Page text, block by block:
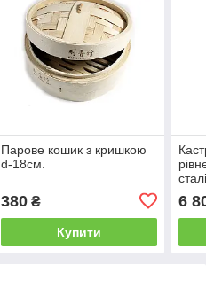
Парове кошик з кришкою
d-18см.
380₴
Купити
6